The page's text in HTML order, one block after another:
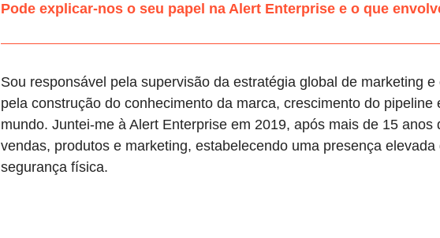
Pode explicar-nos o seu papel na Alert Enterprise e o que
Sou responsável pela supervisão da estratégia global de marketing
pela construção do conhecimento da marca, crescimento do
mundo. Juntei-me à Alert Enterprise em 2019, após mais de 15
vendas, produtos e marketing, estabelecendo uma presença
segurança física.